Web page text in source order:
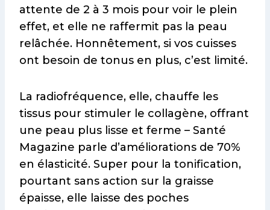
attente de 2 à 3 mois pour voir le plein
effet, et elle ne raffermit pas la peau
relâchée. Honnêtement, si vos cuisses
ont besoin de tonus en plus, c’est limité.
La radiofréquence, elle, chauffe les
tissus pour stimuler le collagène, offrant
une peau plus lisse et ferme – Santé
Magazine parle d’améliorations de 70%
en élasticité. Super pour la tonification,
pourtant sans action sur la graisse
épaisse, elle laisse des poches